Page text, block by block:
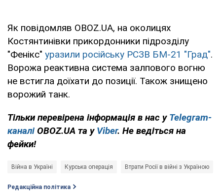
Як повідомляв OBOZ.UA, на околицях
Костянтинівки прикордонники підрозділу
"Фенікс" уразили російську РСЗВ БМ-21 "Град".
Ворожа реактивна система залпового вогню
не встигла доїхати до позиції. Також знищено
ворожий танк.
Тільки перевірена інформація в нас у Telegram-
каналі OBOZ.UA та у Viber. Не ведіться на
фейки!
Війна в Україні Курська операція Втрати Росії в війні з Україною
Редакційна політика